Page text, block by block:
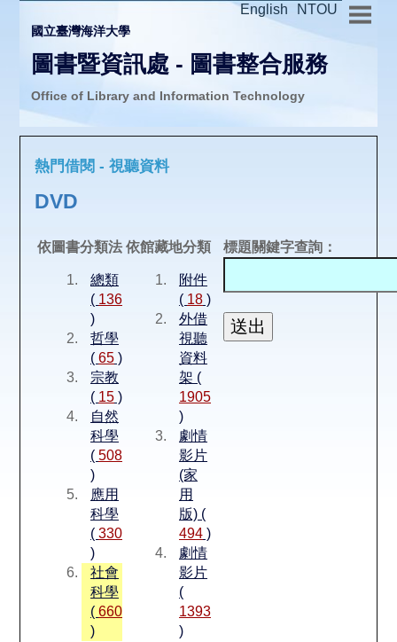
NTOU
English
國立臺灣海洋大學
圖書暨資訊處 - 圖書整合服務
Office of Library and Information Technology
推廣活動
圖書互借
線上報名
申請表單
空間借用
熱門借閱
個人借閱
熱門借閱 - 視聽資料
DVD
依圖書分類法
總類
( 136
)
哲學
( 65)
宗教
( 15)
自然
科學
( 508
)
應用
科學
( 330
)
社會
科學
( 660
)
依館藏地分類
附件
( 18)
外借
視聽
資料
架 (
1905
)
劇情
影片
(家
用
版) (
494)
劇情
影片
(
1393
)
標題關鍵字查詢：